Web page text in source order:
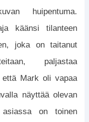
huipentuma.
käänsi tilanteen
joka on taitanut
paljastaa
että Mark oli vapaa
näyttää olevan
on toinen